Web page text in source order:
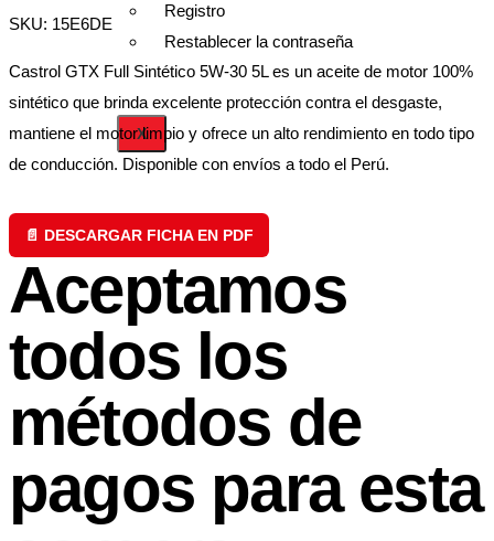
Registro
Restablecer la contraseña
X
SKU: 15E6DE
Castrol GTX Full Sintético 5W-30 5L es un aceite de motor 100%
sintético que brinda excelente protección contra el desgaste,
mantiene el motor limpio y ofrece un alto rendimiento en todo tipo
de conducción. Disponible con envíos a todo el Perú.
📄 DESCARGAR FICHA EN PDF
Aceptamos
todos los
métodos de
pagos para esta